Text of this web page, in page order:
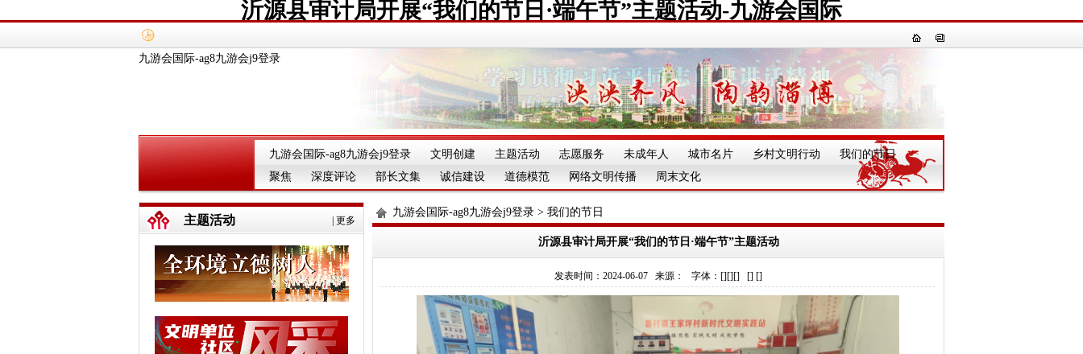
沂源县审计局开展“我们的节日·端午节”主题活动-九游会国际
九游会国际-ag8九游会j9登录
九游会国际-ag8九游会j9登录 文明创建 主题活动 志愿服务 未成年人 城市名片 乡村文明行动 我们的节日 一
聚焦
深度评论 部长文集 诚信建设 道德模范 网络文明传播 周末文化
更多
主题活动
九游会国际-ag8九游会j9登录 > 我们的节日
沂源县审计局开展“我们的节日·端午节”主题活动
发表时间：2024-06-07 来源： 字体：[][][] [] []